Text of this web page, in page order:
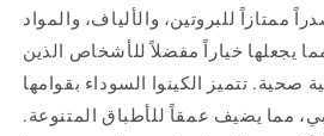
ممتازاً للبروتين، والألياف، والمواد
يجعلها خياراً مفضلاً للأشخاص الذين
صحية. تتميز الكينوا السوداء بقوامها
مما يضيف عمقاً للأطباق المتنوعة.